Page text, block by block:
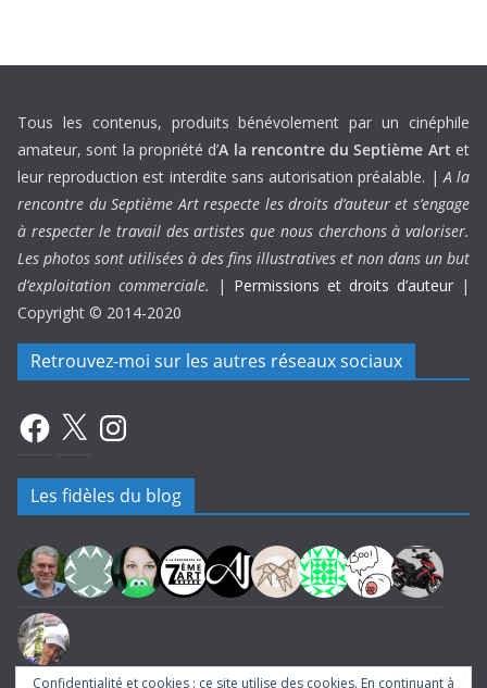
Tous les contenus, produits bénévolement par un cinéphile
amateur, sont la propriété d’A la rencontre du Septième Art et
leur reproduction est interdite sans autorisation préalable. |A la
rencontre du Septième Art respecte les droits d’auteur et s’engage
à respecter le travail des artistes que nous cherchons à valoriser.
Les photos sont utilisées à des fins illustratives et non dans un but
d’exploitation commerciale.
| Permissions et droits d’auteur |
Copyright © 2014-2020
Retrouvez-moi sur les autres réseaux sociaux
Facebook
X Instagram
Confidentialité et cookies : ce site utilise des cookies. En continuant à
Les fidèles du blog